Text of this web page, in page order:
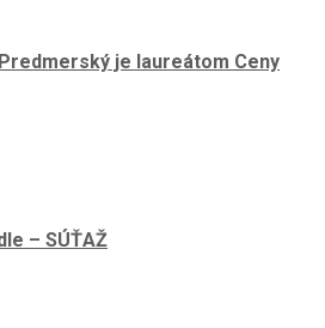
je laureátom Ceny
– SÚŤAŽ